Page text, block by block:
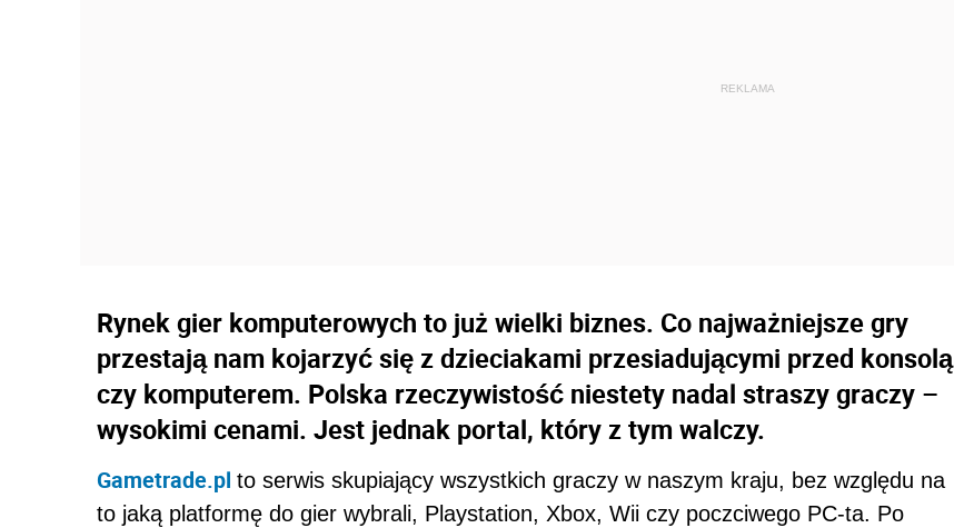
Rynek gier komputerowych to już wielki biznes. Co najważniejsze gry
przestają nam kojarzyć się z dzieciakami przesiadującymi przed konsolą
czy komputerem. Polska rzeczywistość niestety nadal straszy graczy –
wysokimi cenami. Jest jednak portal, który z tym walczy.
Gametrade.pl to serwis skupiający wszystkich graczy w naszym kraju, bez względu na
to jaką platformę do gier wybrali, Playstation, Xbox, Wii czy poczciwego PC-ta. Po